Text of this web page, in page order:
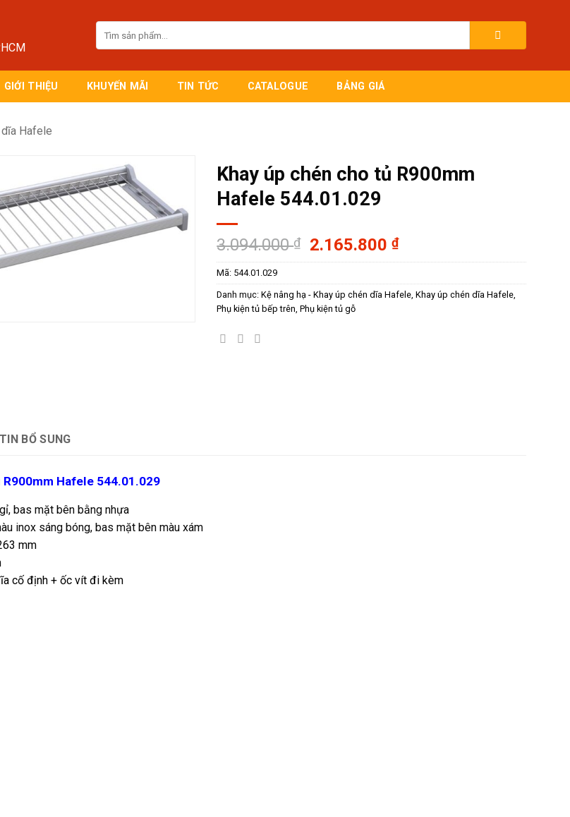
kiếm:
GIỚI THIỆU KHUYẾN MÃI TIN TỨC CATALOGUE BẢNG GIÁ
Hafele
Khay úp chén cho tủ R900mm
Hafele 544.01.029
3.094.000₫
Giá
gốc
3.094.000 ₫.
2.165.800₫Giá
hiện
là:
Mã: 544.01.029
Danh mục:Kệ nâng hạ - Khay úp chén dĩa Hafele,Khay úp chén dĩa Hafele,
Phụ kiện tủ bếp trên,Phụ kiện tủ gỗ
BỔ SUNG
Hafele 544.01.029
bas mặt bên bằng nhựa
inox sáng bóng, bas mặt bên màu xám
mm
cố định + ốc vít đi kèm